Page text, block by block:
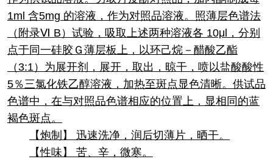
1ml 含5mg 的溶液，作为对照品溶液。照薄层色谱法
（附录Ⅵ B）试验，吸取上述两种溶液各 10μl，分别
点于同一硅胶Ｇ薄层板上，以环己烷－醋酸乙酯
（3:1）为展开剂，展开，取出，晾干，喷以盐酸酸性
5％三氯化铁乙醇溶液，加热至斑点显色清晰。供试品
色谱中，在与对照品色谱相应的位置上，显相同的蓝
褐色斑点。
【炮制】 迅速洗净，润后切薄片，晒干。
【性味】 苦、辛，微寒。